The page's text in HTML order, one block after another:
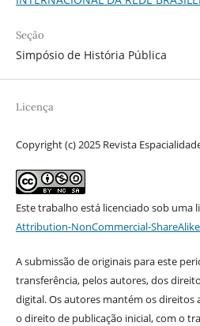
Seção
Simpósio de História Pública
Licença
Copyright (c) 2025 Revista
Este trabalho está licenciado sob uma
Attribution-NonCommercial-
A submissão de originais para este
transferência, pelos autores, dos
digital. Os autores mantém os direitos
o direito de publicação inicial, com o